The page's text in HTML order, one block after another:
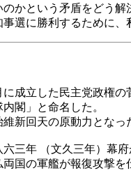
かという矛盾をどう
選に勝利するために、
成立した民主党政権の
閣」と命名した。
新回天の原動力となっ
三年 （文久三年）幕
国の軍艦が報復攻撃